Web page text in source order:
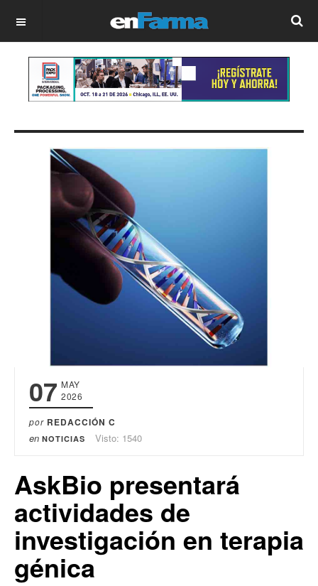
OFF CANVAS
07 MAY
2026
por REDACCIÓN C
en NOTICIAS Visto: 1540
AskBio presentará
actividades de
investigación en terapia
génica